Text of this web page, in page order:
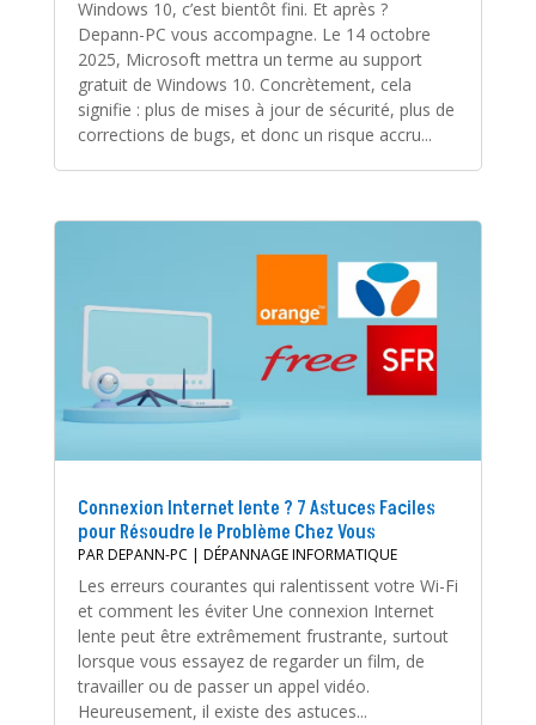
Windows 10, c’est bientôt fini. Et après ?
Depann-PC vous accompagne. Le 14 octobre
2025, Microsoft mettra un terme au support
gratuit de Windows 10. Concrètement, cela
signifie : plus de mises à jour de sécurité, plus de
corrections de bugs, et donc un risque accru...
Connexion Internet lente ? 7 Astuces Faciles
pour Résoudre le Problème Chez Vous
PARDEPANN-PC | DÉPANNAGE INFORMATIQUE
Les erreurs courantes qui ralentissent votre Wi-Fi
et comment les éviter Une connexion Internet
lente peut être extrêmement frustrante, surtout
lorsque vous essayez de regarder un film, de
travailler ou de passer un appel vidéo.
Heureusement, il existe des astuces...